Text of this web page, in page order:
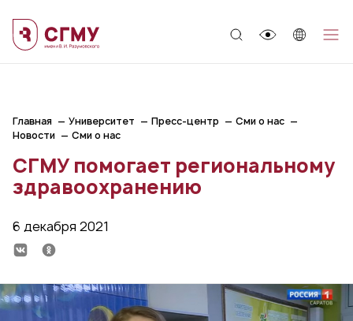
Главная Университет Пресс-центр
Сми о нас
Новости
Сми о нас
СГМУ помогает региональному
здравоохранению
6 декабря 2021